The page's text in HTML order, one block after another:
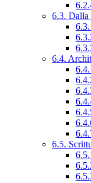
6.3. Dalla
6.4.
6.5.